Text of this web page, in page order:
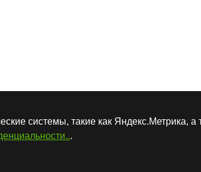
системы, такие как
.